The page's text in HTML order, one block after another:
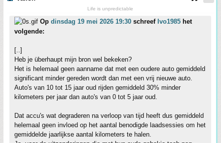
Life is unpredictable
Op dinsdag 19 mei 2026 19:30 schreef Ivo1985 het
volgende:
[..]
Heb je überhaupt mijn bron wel bekeken?
Het is helemaal geen aanname dat met een oudere auto gemiddeld
significant minder gereden wordt dan met een vrij nieuwe auto.
Auto's van 10 tot 15 jaar oud rijden gemiddeld 30% minder
kilometers per jaar dan auto's van 0 tot 5 jaar oud.
Dat accu's wat degraderen na verloop van tijd heeft dus gemiddeld
helemaal geen invloed op het aantal benodigde laadsessies om het
gemiddelde jaarlijkse aantal kilometers te halen.